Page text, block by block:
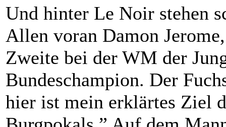
Und hinter Le Noir stehen
Allen voran Damon
Zweite bei der WM der
Bundeschampion. Der
hier ist mein erklärtes Ziel